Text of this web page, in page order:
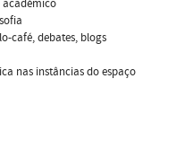
café, debates, blogs
nas instâncias do espaço